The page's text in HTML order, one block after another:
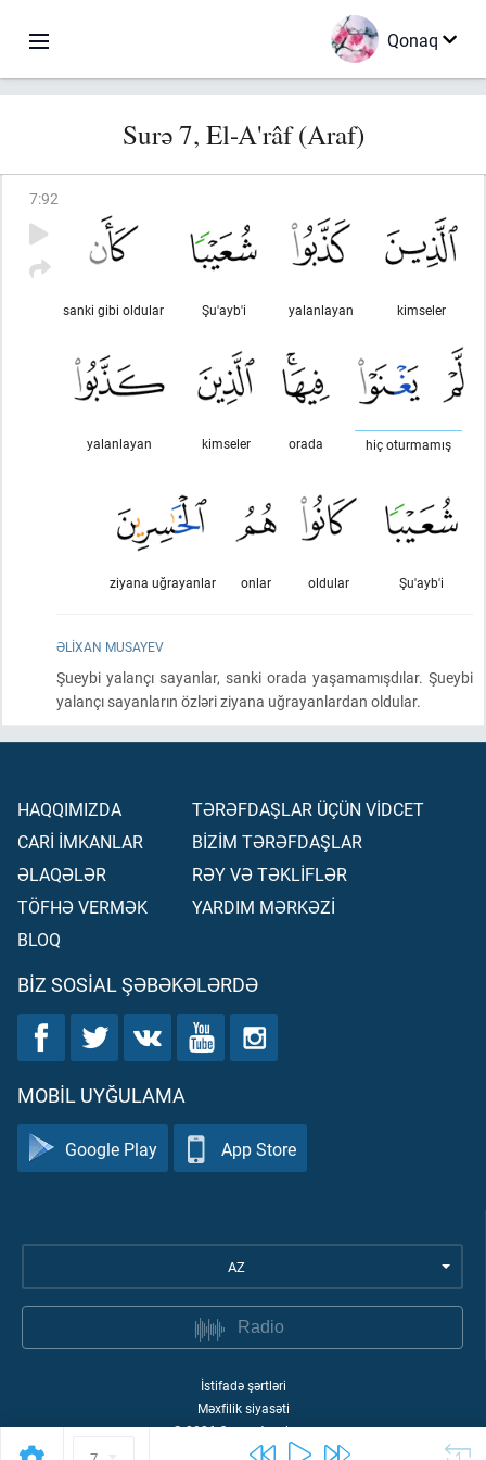
Qonaq
Surə 7, El-A'râf (Araf)
7:92
kimseler
yalanlayan
Şu'ayb'i
sanki gibi oldular
hiç oturmamış
orada
kimseler
yalanlayan
Şu'ayb'i
oldular
onlar
ziyana uğrayanlar
ƏLIXAN MUSAYEV
Şueybi yalançı sayanlar, sanki orada yaşamamışdılar. Şueybi
yalançı sayanların özləri ziyana uğrayanlardan oldular.
HAQQIMIZDA
CARİ İMKANLAR
ƏLAQƏLƏR
TÖFHƏ VERMƏK
BLOQ
TƏRƏFDAŞLAR ÜÇÜN VİDCET
BİZİM TƏRƏFDAŞLAR
RƏY VƏ TƏKLİFLƏR
YARDIM MƏRKƏZİ
BIZ SOSIAL ŞƏBƏKƏLƏRDƏ
MOBIL UYĞULAMA
Google Play App Store
AZ
Radio
İstifadə şərtləri
Məxfilik siyasəti
©2026Quran Academy